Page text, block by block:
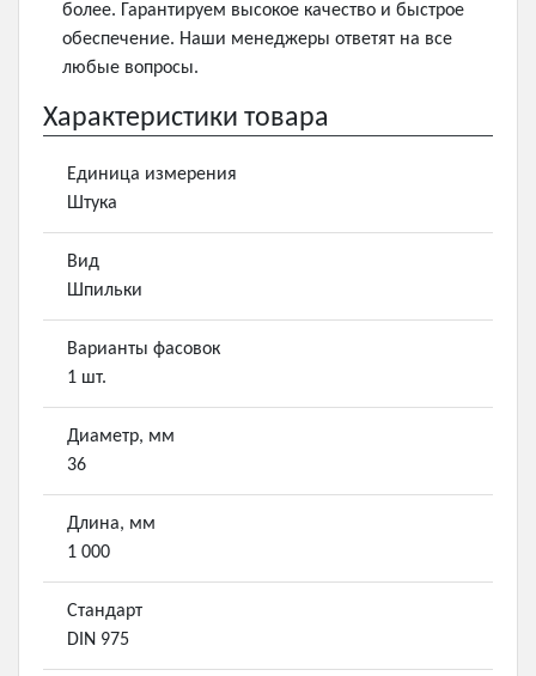
более. Гарантируем высокое качество и быстрое
обеспечение. Наши менеджеры ответят на все
любые вопросы.
Характеристики товара
Единица измерения
Штука
Вид
Шпильки
Варианты фасовок
1 шт.
Диаметр, мм
36
Длина, мм
1 000
Стандарт
DIN 975